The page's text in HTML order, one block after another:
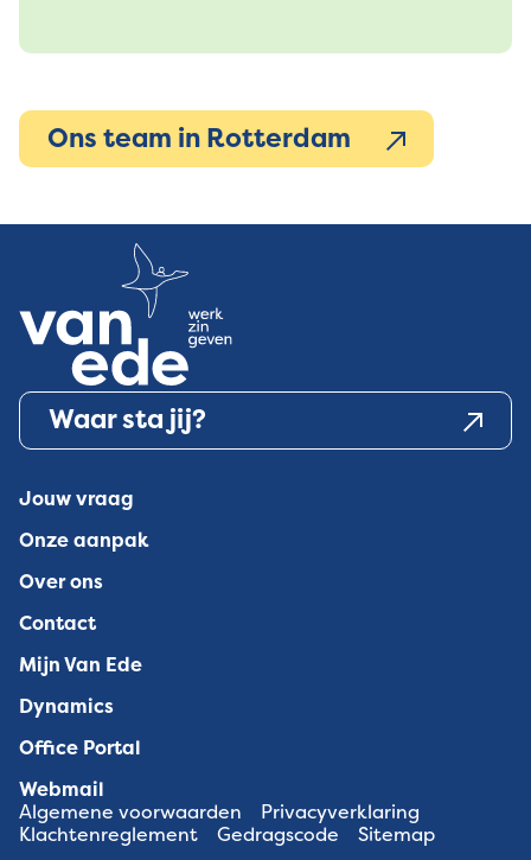
Ons team in Rotterdam
Waar sta jij?
Jouw vraag
Onze aanpak
Over ons
Contact
Mijn Van Ede
Dynamics
Office Portal
Webmail
Algemene voorwaarden
Privacyverklaring
Klachtenreglement
Gedragscode Sitemap